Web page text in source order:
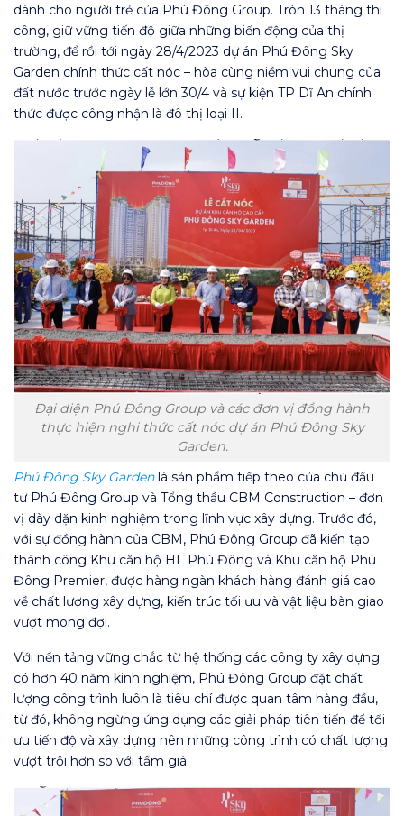
dành cho người trẻ của Phú Đông Group. Tròn 13 tháng thi
công, giữ vững tiến độ giữa những biến động của thị
trường, để rồi tới ngày 28/4/2023 dự án Phú Đông Sky
Garden chính thức cất nóc – hòa cùng niềm vui chung của
đất nước trước ngày lễ lớn 30/4 và sự kiện TP Dĩ An chính
thức được công nhận là đô thị loại II.
Đại diện Phú Đông Group và các đơn vị đồng hành
thực hiện nghi thức cất nóc dự án Phú Đông Sky
Garden.
Phú Đông Sky Gardenlà sản phẩm tiếp theo của chủ đầu
tư Phú Đông Group và Tổng thầu CBM Construction – đơn
vị dày dặn kinh nghiệm trong lĩnh vực xây dựng. Trước đó,
với sự đồng hành của CBM, Phú Đông Group đã kiến tạo
thành công Khu căn hộ HL Phú Đông và Khu căn hộ Phú
Đông Premier, được hàng ngàn khách hàng đánh giá cao
về chất lượng xây dựng, kiến trúc tối ưu và vật liệu bàn giao
vượt mong đợi.
Với nền tảng vững chắc từ hệ thống các công ty xây dựng
có hơn 40 năm kinh nghiệm, Phú Đông Group đặt chất
lượng công trình luôn là tiêu chí được quan tâm hàng đầu,
từ đó, không ngừng ứng dụng các giải pháp tiên tiến để tối
ưu tiến độ và xây dựng nên những công trình có chất lượng
vượt trội hơn so với tầm giá.